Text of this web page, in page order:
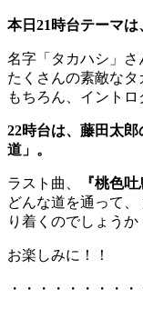
本日21時台テーマは
名字「タカハシ」さ
たくさんの素敵な
もちろん、イント
22時台は、藤田太
道」。
ラスト曲、 『桃色吐
どんな道を通って
り着くのでしょうか
お楽しみに！！
・・・・・・・・